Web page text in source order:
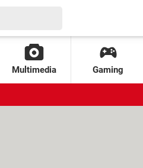
Multimedia Gaming